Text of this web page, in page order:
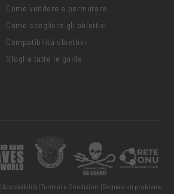
Come vendere e permutare
Come scegliere gli obiettivi
Compatibilità obiettivi
Sfoglia tutte le guide
Accessibilità Termini e Condizioni Segnala un problema